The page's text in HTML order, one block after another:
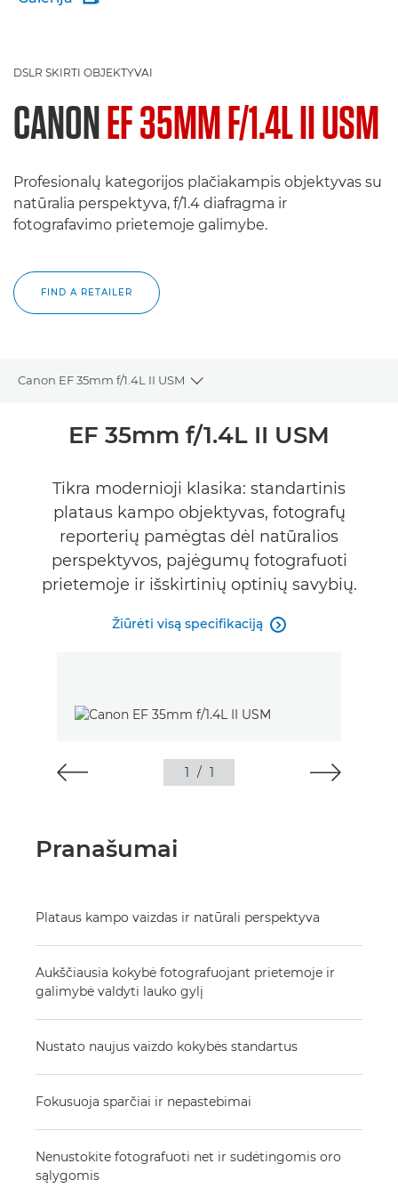
DSLR SKIRTI OBJEKTYVAI
CANONEF 35MM F/1.4L II USM
Profesionalų kategorijos plačiakampis objektyvas su
natūralia perspektyva, f/1.4 diafragma ir
fotografavimo prietemoje galimybe.
FIND A RETAILER
Canon EF 35mm f/1.4L II USM
Toggle breadcrumbs
Bendrieji duomenys
FIND A RETAILER
EF 35mm f/1.4L II USM
Tikra modernioji klasika: standartinis
plataus kampo objektyvas, fotografų
reporterių pamėgtas dėl natūralios
perspektyvos, pajėgumų fotografuoti
prietemoje ir išskirtinių optinių savybių.
Žiūrėti visą specifikaciją 
1 / 1
Pranašumai
Plataus kampo vaizdas ir natūrali perspektyva
Aukščiausia kokybė fotografuojant prietemoje ir
galimybė valdyti lauko gylį
Nustato naujus vaizdo kokybės standartus
Fokusuoja sparčiai ir nepastebimai
Nenustokite fotografuoti net ir sudėtingomis oro
sąlygomis